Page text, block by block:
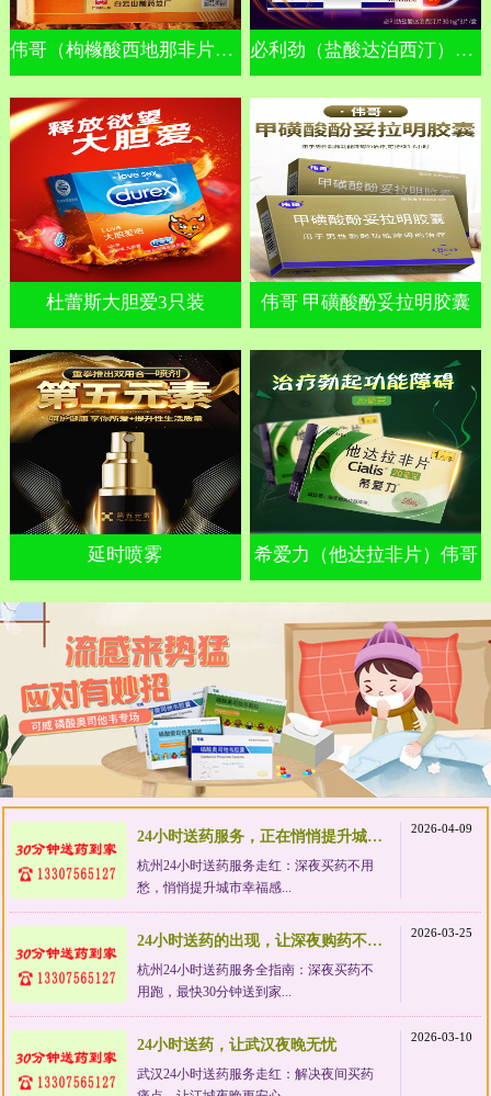
伟哥（枸橼酸西地那非片）金戈 必利劲（盐酸达泊西汀）早泄
杜蕾斯大胆爱3只装 伟哥 甲磺酸酚妥拉明胶囊
延时喷雾 希爱力（他达拉非片）伟哥
24小时送药服务，正在悄悄提升城市幸福感
杭州24小时送药服务走红：深夜买药不用
愁，悄悄提升城市幸福感...
2026-04-09
24小时送药的出现，让深夜购药不再狼狈
杭州24小时送药服务全指南：深夜买药不
用跑，最快30分钟送到家...
2026-03-25
24小时送药，让武汉夜晚无忧
武汉24小时送药服务走红：解决夜间买药
2026-03-10